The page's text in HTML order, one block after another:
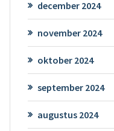
december 2024
november 2024
oktober 2024
september 2024
augustus 2024